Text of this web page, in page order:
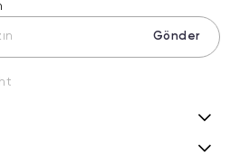
Gönder